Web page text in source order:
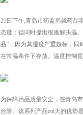
21日下午,青岛市药监局就药品
态度；但同时提出很难解决温
品”，因为其湿度严重超标，
在常温条件下存放。温度控制
为保障药品质量安全，在青岛
台阶。该系列产品zui大的优势